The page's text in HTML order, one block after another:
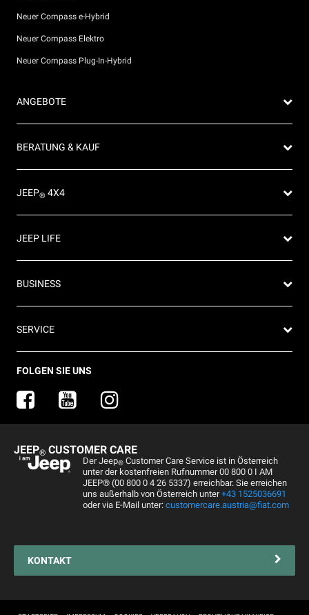
Neuer Compass e-Hybrid
Neuer Compass Elektro
Neuer Compass Plug-In-Hybrid
ANGEBOTE
Privatkunden Angebote
BERATUNG & KAUF
Probefahrt anfragen
JEEP® 4X4
4x4 Experience
JEEP LIFE
80ᵀᴴ Anniversary
Jeep & Juventus
BUSINESS
Business Center
Angebot anfordern
Informiert bleiben
SERVICE
FlexCare
Alle Services
Kundendienst
Servicepartner finden
Reifen
Fahrzeugimport
FOLGEN SIE UNS
JEEP® CUSTOMER CARE
Der Jeep® Customer Care Service ist in Österreich
unter der kostenfreien Rufnummer 00 800 0 I AM
JEEP® (00 800 0 4 26 5337) erreichbar. Sie erreichen
uns außerhalb von Österreich unter+43 1525036691
oder via E-Mail unter: customercare.austria@fiat.com
KONTAKT